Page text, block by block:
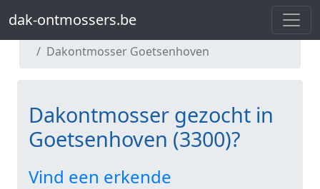
dak-ontmossers.be
dak-ontmossers.be
Dakontmosser Goetsenhoven
Dakontmosser gezocht in
Goetsenhoven (3300)?
Vind een erkende